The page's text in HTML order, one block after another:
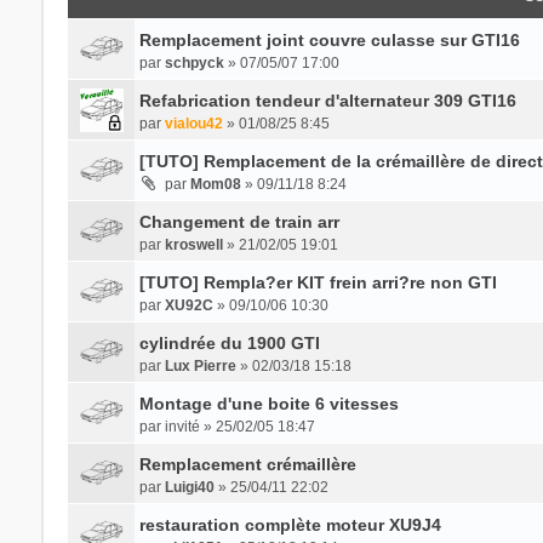
Remplacement joint couvre culasse sur GTI16
par schpyck» 07/05/07 17:00
Refabrication tendeur d'alternateur 309 GTI16
par vialou42» 01/08/25 8:45
[TUTO] Remplacement de la crémaillère de
par Mom08» 09/11/18 8:24
Changement de train arr
par kroswell» 21/02/05 19:01
[TUTO] Rempla?er KIT frein arri?re non GTI
par XU92C » 09/10/06 10:30
cylindrée du 1900 GTI
par Lux Pierre» 02/03/18 15:18
Montage d'une boite 6 vitesses
par invité » 25/02/05 18:47
Remplacement crémaillère
par Luigi40» 25/04/11 22:02
restauration complète moteur XU9J4